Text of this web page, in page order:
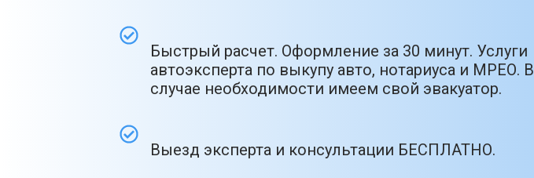
Быстрый расчет. Оформление за 30 минут. Услуги
автоэксперта по выкупу авто, нотариуса и МРЕО. В
случае необходимости имеем свой эвакуатор.
Выезд эксперта и консультации БЕСПЛАТНО.